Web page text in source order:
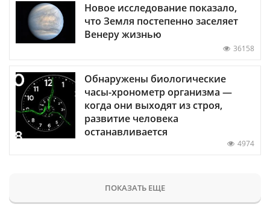
Новое исследование показало,
что Земля постепенно заселяет
Венеру жизнью
36158
Обнаружены биологические
часы-хронометр организма —
когда они выходят из строя,
развитие человека
останавливается
4974
ПОКАЗАТЬ ЕЩЕ